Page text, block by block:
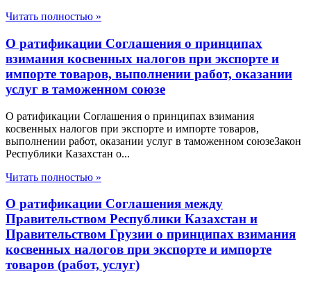
Читать полностью »
О ратификации Соглашения о принципах
взимания косвенных налогов при экспорте и
импорте товаров, выполнении работ, оказании
услуг в таможенном союзе
О ратификации Соглашения о принципах взимания
косвенных налогов при экспорте и импорте товаров,
выполнении работ, оказании услуг в таможенном союзеЗакон
Республики Казахстан о...
Читать полностью »
О ратификации Соглашения между
Правительством Республики Казахстан и
Правительством Грузии о принципах взимания
косвенных налогов при экспорте и импорте
товаров (работ, услуг)